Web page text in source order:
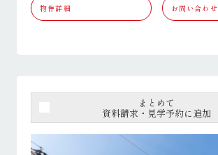
物件詳細 お問い合わせ
まとめて
資料請求・見学予約に追加